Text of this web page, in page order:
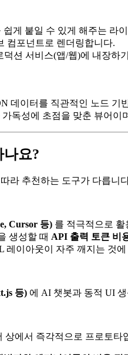
게 붙일 수 있게 해주는 라
컴포넌트로 렌더링합니다.
덕션 서비스(앱/웹)에 내장하
데이터를 직관적인 노드 기
독성에 초점을 맞춘 뷰어이
요?
라 추천하는 도구가 다릅니
Cursor 등) 를 적극적으로
생성할 때 API 출력 토큰 비
레이아웃이 자주 깨지는 것
등) 에 AI 챗봇과 동적 UI
에서 즉각적으로 프로토